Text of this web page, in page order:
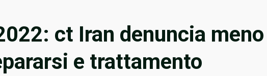
ct Iran denuncia meno
e trattamento